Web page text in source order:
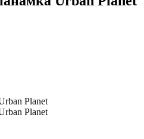
Planet